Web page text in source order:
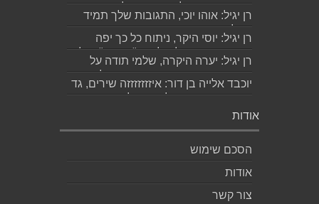
ואמסור כמובן לגד. שבת שלום...
רן יגיל: אוהו יוכי, התגובות שלך תמיד
מאלפות בינה והן יצירה בפני עצמה....
רן יגיל: יוסי היקר, ניתוח כל כך יפה
ומדויק, ממש קולע, לשיר "השקה". של...
רן יגיל: יערה היקרה, שלמי תודה על
התגובה האישית והיפה. אמסור לגדי....
יוכבד אלייה בן דור: איזזזזזזזה שירים, גד
קינר היקר, ותודה לך רן יגיל שהארת
בדברי...
אודות
הסכם שימוש
אודות
צור קשר